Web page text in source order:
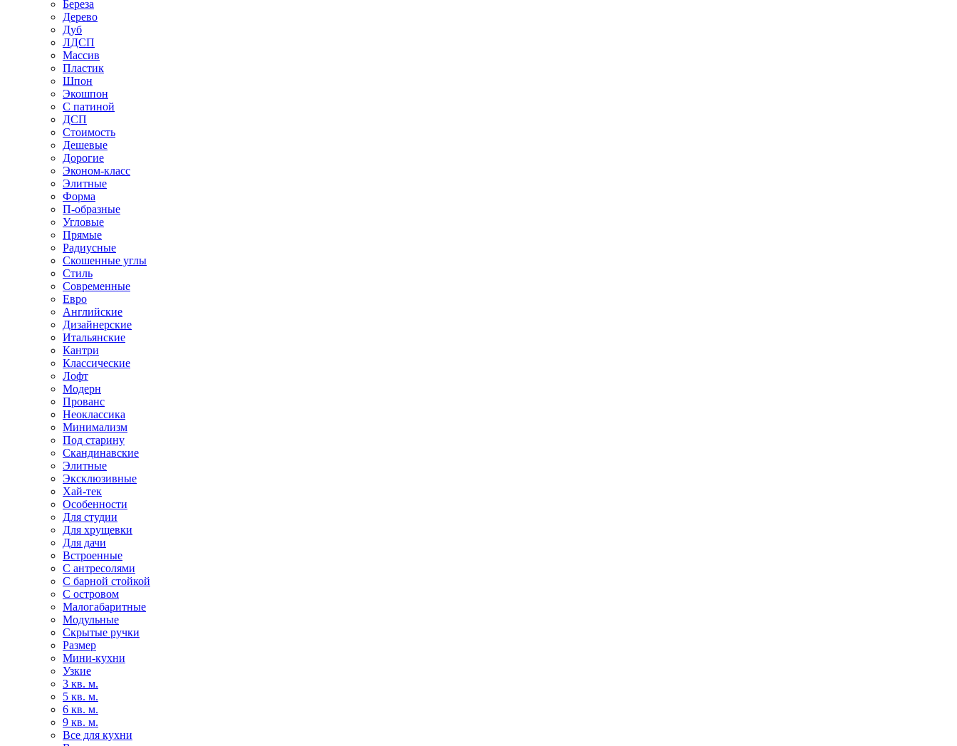
Береза
Дерево
Дуб
ЛДСП
Массив
Пластик
Шпон
Экошпон
С патиной
ДСП
Стоимость
Дешевые
Дорогие
Эконом-класс
Элитные
Форма
П-образные
Угловые
Прямые
Радиусные
Скошенные углы
Стиль
Современные
Евро
Английские
Дизайнерские
Итальянские
Кантри
Классические
Лофт
Модерн
Прованс
Неоклассика
Минимализм
Под старину
Скандинавские
Элитные
Эксклюзивные
Хай-тек
Особенности
Для студии
Для хрущевки
Для дачи
Встроенные
С антресолями
С барной стойкой
С островом
Малогабаритные
Модульные
Скрытые ручки
Размер
Мини-кухни
Узкие
3 кв. м.
5 кв. м.
6 кв. м.
9 кв. м.
Все для кухни